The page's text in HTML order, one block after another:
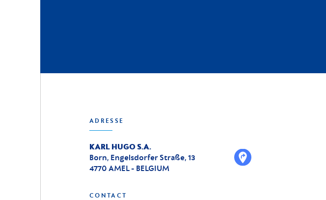
ADRESSE
KARL HUGO S.A.
Born, Engelsdorfer Straße, 13
4770 AMEL - BELGIUM
CONTACT